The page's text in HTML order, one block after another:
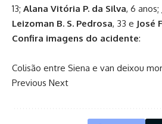
13; Alana Vitória P. da Silva, 6 anos;
Leizoman B. S. Pedrosa, 33 e José
Confira imagens do acidente:
Colisão entre Siena e van deixou
Previous Next